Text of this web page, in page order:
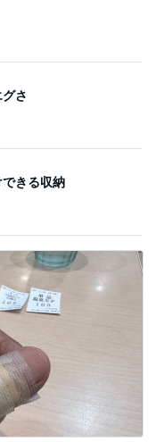
きる収納